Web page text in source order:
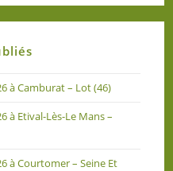
à Camburat – Lot (46)
à Etival-Lès-Le Mans –
à Courtomer – Seine Et